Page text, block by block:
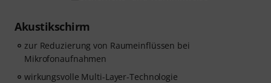
Akustikschirm
zur Reduzierung von Raumeinflüssen bei
Mikrofonaufnahmen
wirkungsvolle Multi-Layer-Technologie